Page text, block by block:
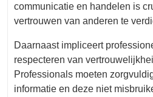
communicatie en handelen is
vertrouwen van anderen te
Daarnaast impliceert
respecteren van
Professionals moeten
informatie en deze niet